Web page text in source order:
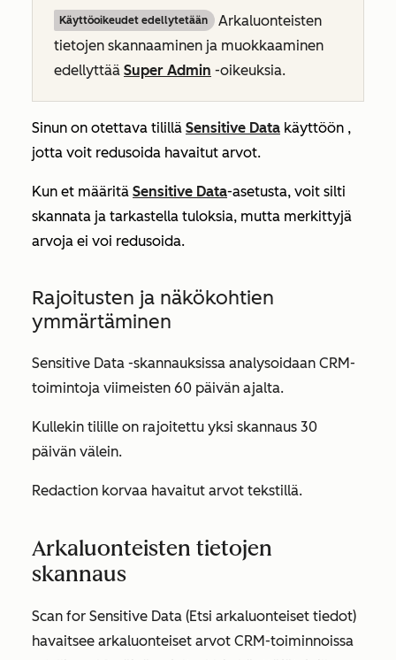
Käyttöoikeudet edellytetään
Arkaluonteisten
tietojen skannaaminen ja muokkaaminen
edellyttää Super Admin -oikeuksia.
Sinun on otettava tilillä Sensitive Data käyttöön ,
jotta voit redusoida havaitut arvot.
Kun et määritä Sensitive Data-asetusta, voit silti
skannata ja tarkastella tuloksia, mutta merkittyjä
arvoja ei voi redusoida.
Rajoitusten ja näkökohtien
ymmärtäminen
Sensitive Data -skannauksissa analysoidaan CRM-
toimintoja viimeisten 60 päivän ajalta.
Kullekin tilille on rajoitettu yksi skannaus 30
päivän välein.
Redaction korvaa havaitut arvot tekstillä.
Arkaluonteisten tietojen
skannaus
Scan for Sensitive Data (Etsi arkaluonteiset tiedot)
havaitsee arkaluonteiset arvot CRM-toiminnoissa